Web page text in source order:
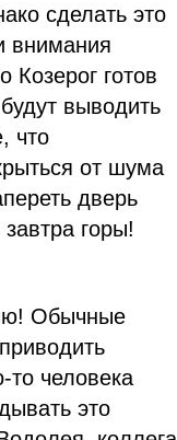
сделать это
внимания
готов
выводить
что
от шума
дверь
горы!
Обычные
то человека
это